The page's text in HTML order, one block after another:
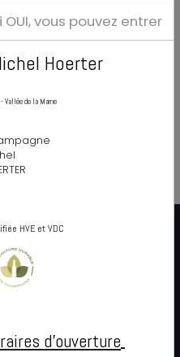
Rosées
Blanche
OUI, vous pouvez entrer
Hoerter
Vallée de la Marne
HVE et VDC